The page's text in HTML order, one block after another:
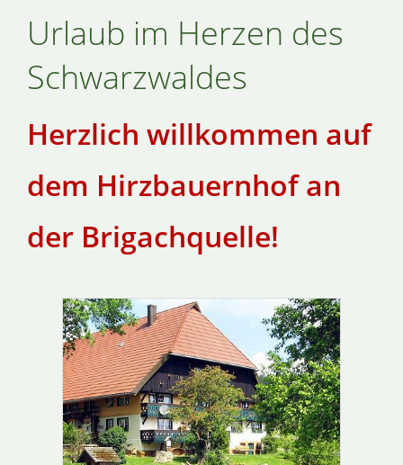
Urlaub im Herzen des
Schwarzwaldes
Herzlich willkommen auf
dem Hirzbauernhof an
der Brigachquelle!